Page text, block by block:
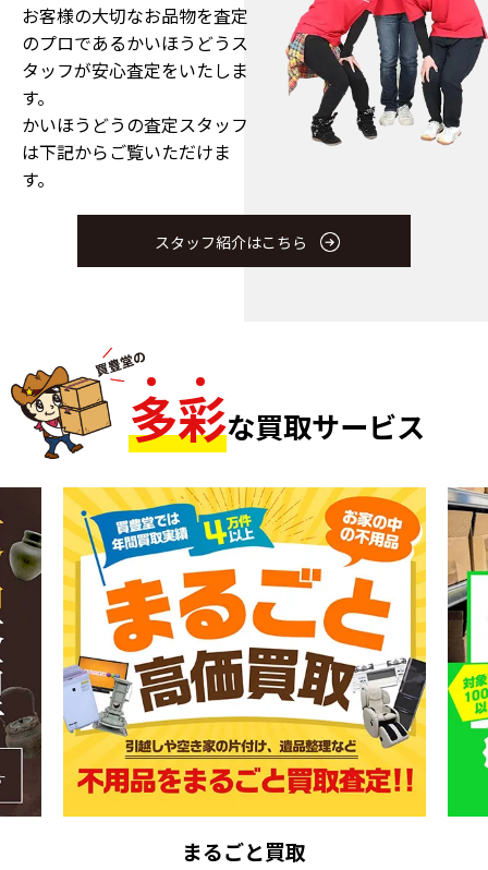
お客様の大切なお品物を査定
のプロであるかいほうどうス
タッフが安心査定をいたしま
す。
かいほうどうの査定スタッフ
は下記からご覧いただけま
す。
スタッフ紹介はこちら
多彩な買取サービス
まるごと買取